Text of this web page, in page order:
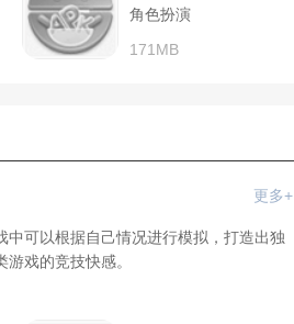
角色扮演
171MB
更多+
可以根据自己情况进行模拟，打造出独
戏的竞技快感。